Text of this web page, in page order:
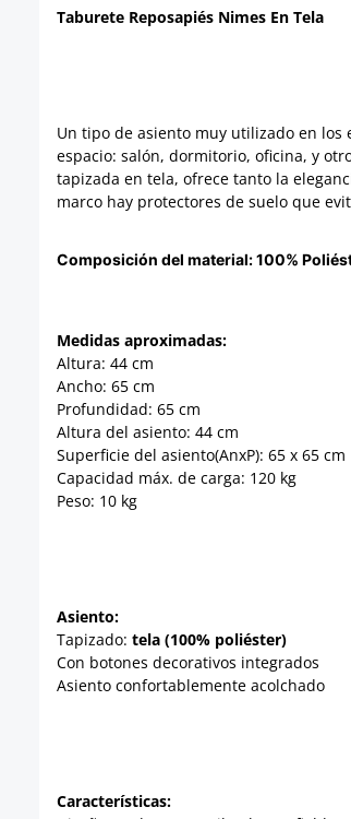
Taburete Reposapiés Nimes En Tela
Un tipo de asiento muy utilizado en
espacio: salón, dormitorio, oficina, y
tapizada en tela, ofrece tanto la
marco hay protectores de suelo que
Composición del material:100%
Medidas aproximadas:
Altura: 44 cm
Ancho: 65 cm
Profundidad: 65 cm
Altura del asiento: 44 cm
Superficie del asiento(AnxP): 65 x 65 cm
Capacidad máx. de carga: 120 kg
Peso: 10 kg
Asiento:
Tapizado: tela (100% poliéster)
Con botones decorativos integrados
Asiento confortablemente acolchado
Características: